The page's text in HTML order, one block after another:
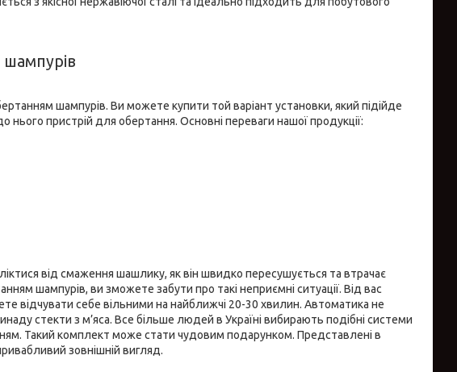
шампурів. Ви можете купити той варіант установки, який підійде
пристрій для обертання. Основні переваги нашої продукції:
від смаження шашлику, як він швидко пересушується та втрачає
шампурів, ви зможете забути про такі неприємні ситуації. Від вас
відчувати себе вільними на найближчі 20-30 хвилин. Автоматика не
стекти з м’яса. Все більше людей в Україні вибирають подібні системи
Такий комплект може стати чудовим подарунком. Представлені в
зовнішній вигляд.